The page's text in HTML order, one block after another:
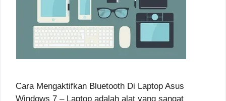
Cara Mengaktifkan Bluetooth Di Laptop Asus
Windows 7 – Laptop adalah alat yang sangat